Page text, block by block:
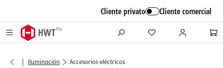
Cliente privato Cliente comercial
| Iluminación Accesorios eléctricos